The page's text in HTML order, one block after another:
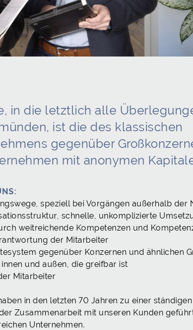
in die letztlich alle
ist die des klassischen
gegenüber
mit anonymen
speziell bei Vorgängen außerhalb der
schnelle, unkomplizierte
weitreichende Kompetenzen und
der Mitarbeiter
gegenüber Konzernen und ähnlichen
und außen, die greifbar ist
Mitarbeiter
in den letzten 70 Jahren zu einer
Zusammenarbeit mit unseren Kunden
Unternehmen.